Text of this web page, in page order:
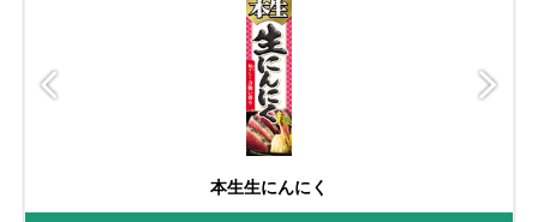
本生生にんにく